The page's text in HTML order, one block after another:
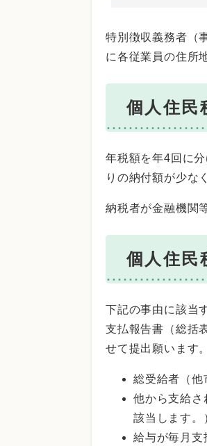
特別徴収義務者（
に各従業員の住所
個人住民
年税額を年4回に
りの納付額が少な
納税者が金融機関
個人住民
下記の事由に該当
支払報告書（総括
せて提出願います。
総受給者（他
他から支給さ
該当します。
給与が毎月支